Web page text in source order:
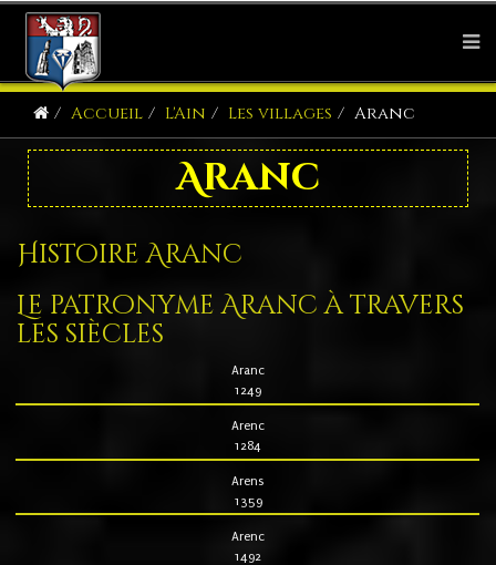
Accueil L'Ain Les villages Aranc
Aranc
Histoire Aranc
Le patronyme Aranc à travers
les siècles
Aranc
1249
Arenc
1284
Arens
1359
Arenc
1492